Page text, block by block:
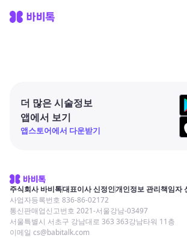
더 많은 시술정보
앱에서 보기
앱스토어에서 다운받기
주식회사 바비톡대표이사 신정인개인정보 관리책임자
사업자등록번호 836-86-02172
통신판매업신고번호 2021-서울강남-03497
서울특별시 서초구 강남대로 363 363강남타워 11층
이메일 cs@babitalk.com